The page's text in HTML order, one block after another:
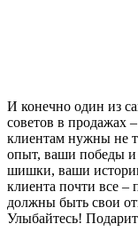
И конечно один из
советов в продажах
клиентам нужны не
опыт, ваши победы и
шишки, ваши
клиента почти все –
должны быть свои
Улыбайтесь!